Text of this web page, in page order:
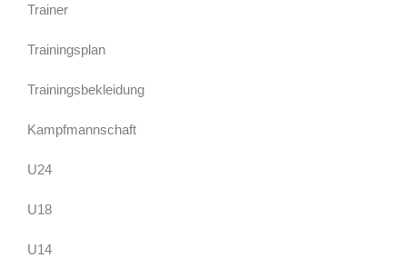
Trainer
Trainingsplan
Trainingsbekleidung
Kampfmannschaft
U24
U18
U14